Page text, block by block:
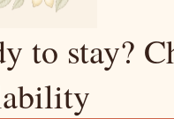
to stay?